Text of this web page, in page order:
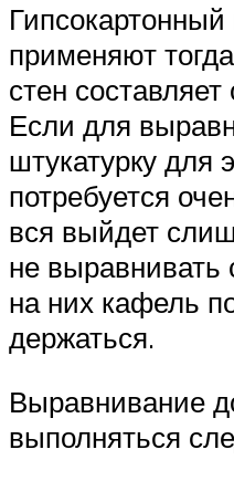
применяют
стен
Если для
штукатурку для
потребуется
вся выйдет
не выравнивать
на них кафель
держаться.
Выравнивание
выполняться